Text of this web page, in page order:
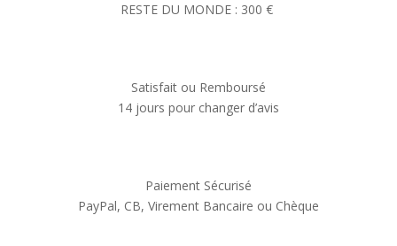
RESTE DU MONDE : 300 €
Satisfait ou Remboursé
14 jours pour changer d’avis
Paiement Sécurisé
PayPal, CB, Virement Bancaire ou Chèque